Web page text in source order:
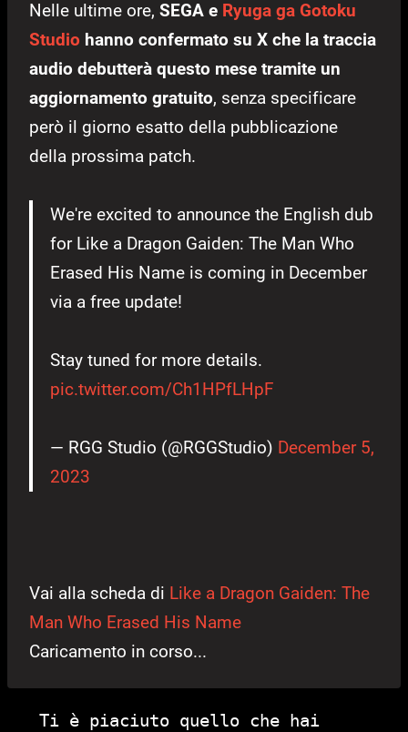
Nelle ultime ore, SEGA e Ryuga ga Gotoku
Studio hanno confermato su X che la traccia
audio debutterà questo mese tramite un
aggiornamento gratuito, senza specificare
però il giorno esatto della pubblicazione
della prossima patch.
We're excited to announce the English dub
for Like a Dragon Gaiden: The Man Who
Erased His Name is coming in December
via a free update!
Stay tuned for more details.
pic.twitter.com/Ch1HPfLHpF
— RGG Studio (@RGGStudio) December 5,
2023
Vai alla scheda di Like a Dragon Gaiden: The
Man Who Erased His Name
Caricamento in corso...
Ti è piaciuto quello che hai